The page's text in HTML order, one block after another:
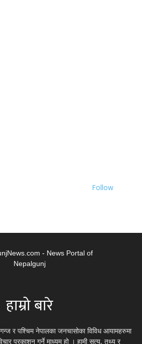
Follow
हाम्रो बारे
र पश्चिम नेपालका जनचासोका विविध आयामहरुमा
प्रकाशन गर्ने माध्यम हो । हामी सत्य, तथ्य र